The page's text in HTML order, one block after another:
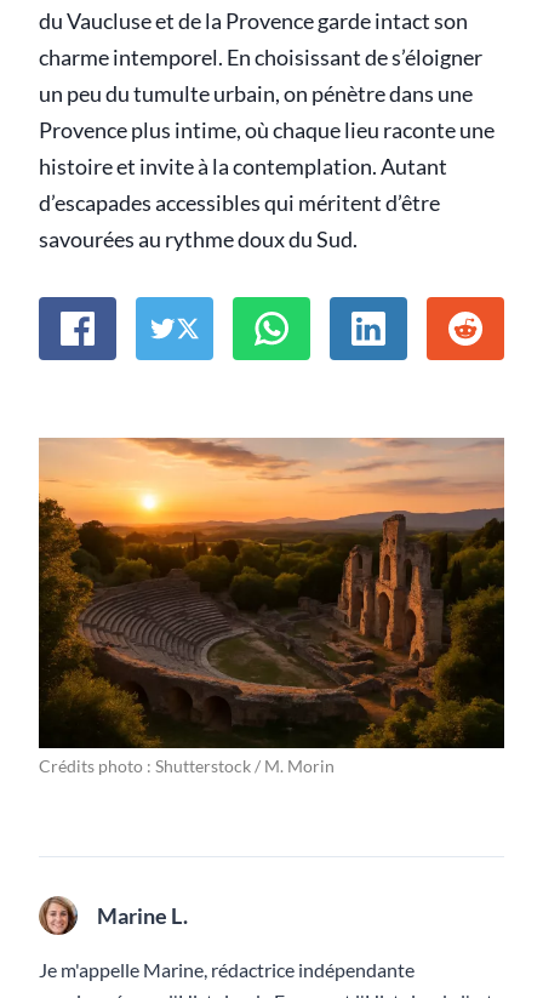
du Vaucluse et de la Provence garde intact son
charme intemporel. En choisissant de s’éloigner
un peu du tumulte urbain, on pénètre dans une
Provence plus intime, où chaque lieu raconte une
histoire et invite à la contemplation. Autant
d’escapades accessibles qui méritent d’être
savourées au rythme doux du Sud.
Crédits photo : Shutterstock / M. Morin
Marine L.
Je m'appelle Marine, rédactrice indépendante